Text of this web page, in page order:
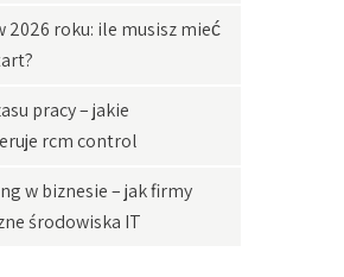
2026 roku: ile musisz mieć
pracy – jakie
rcm control
w biznesie – jak firmy
środowiska IT